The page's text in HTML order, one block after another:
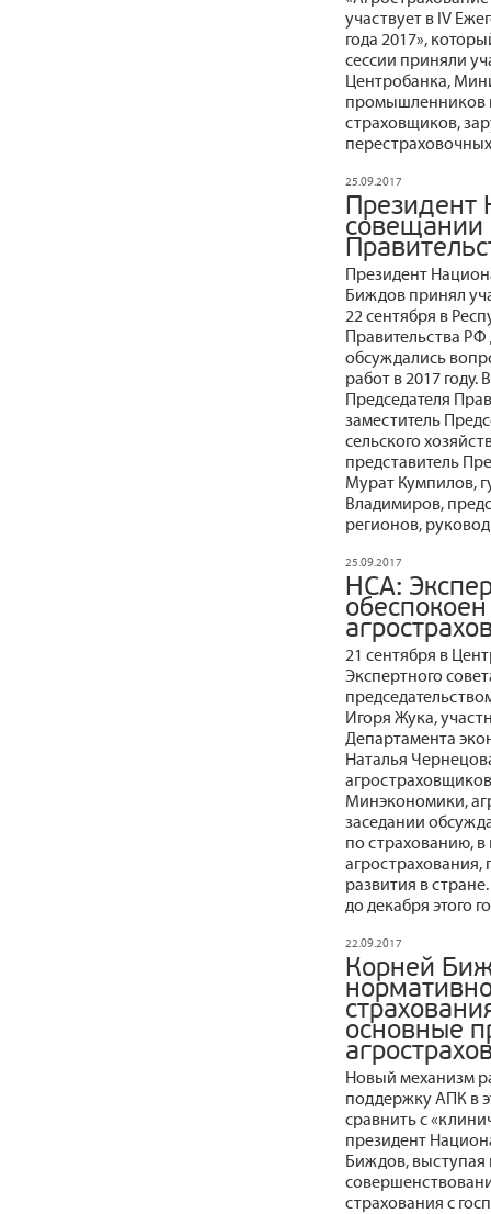
участвует в IV
года 2017»,
сессии приняли
Центробанка,
промышленников
страховщиков,
25.09.2017
Президент
совещании
Президент
Биждов принял
22 сентября в
Правительства
обсуждались
работ в 2017
Председателя
заместитель
сельского
представитель
Мурат Кумпилов,
Владимиров,
регионов,
25.09.2017
НСА:
21 сентября в
Экспертного
Игоря Жука,
Департамента
Наталья
Минэкономики,
заседании
по страхованию,
развития в
до декабря этого
22.09.2017
Корней
основные
Новый механизм
поддержку АПК в
сравнить с
президент
Биждов, выступая
страхования с